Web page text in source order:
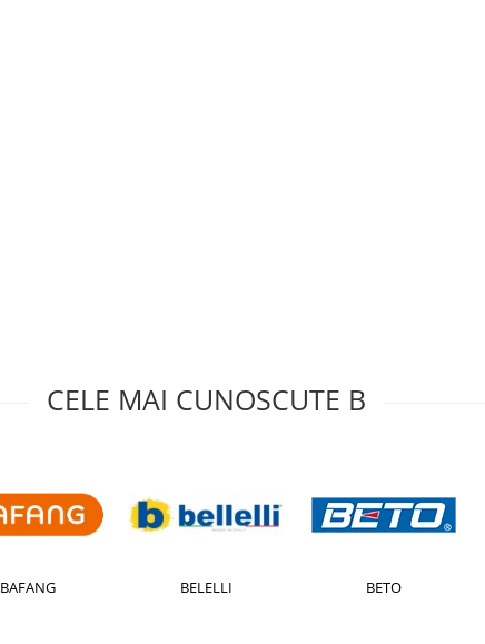
CELE MAI CUNOSCUTE B
BAFANG BELELLI BETO